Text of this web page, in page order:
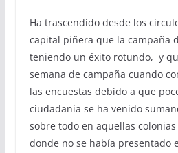
Ha trascendido desde los
capital piñera que la campaña
teniendo un éxito rotundo, y
semana de campaña cuando
las encuestas debido a que
ciudadanía se ha venido
sobre todo en aquellas
donde no se había presentado